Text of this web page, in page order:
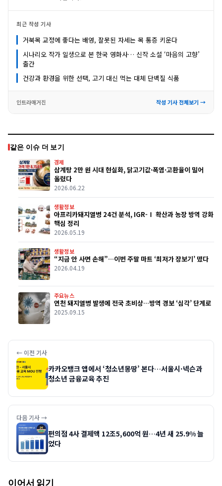
최근 작성 기사
거북목 교정에 좋다는 배영, 잘못된 자세는 목 통증 키운다
시나리오 작가 일생으로 본 한국 영화사… 신작 소설 ‘마음의 고향’
출간
건강과 환경을 위한 선택, 고기 대신 먹는 대체 단백질 식품
인트라매거진 작성 기사 전체보기 →
같은 이슈 더 보기
경제
삼계탕 2만 원 시대 현실화, 닭고기값·폭염·고환율이 밀어
올렸다
2026.06.22
생활정보
아프리카돼지열병 24건 분석, IGR-Ⅰ 확산과 농장 방역 강화
핵심 정리
2026.05.19
생활정보
“지금 안 사면 손해”…이번 주말 마트 ‘최저가 장보기’ 떴다
2026.04.19
주요뉴스
연천 돼지열병 발생에 전국 초비상…방역 경보 ‘심각’ 단계로
2025.09.15
← 이전 기사
카카오뱅크 앱에서 ‘청소년몽땅’ 본다…서울시·넥슨과
청소년 금융교육 추진
다음 기사 →
편의점 4사 결제액 12조5,600억 원…4년 새 25.9% 늘
었다
이어서 읽기